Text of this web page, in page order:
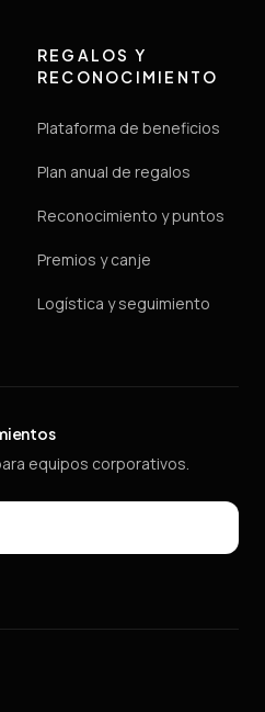
REGALOS Y
RECONOCIMIENTO
Plataforma de beneficios
Plan anual de regalos
Reconocimiento y puntos
Premios y canje
Logística y seguimiento
equipos corporativos.